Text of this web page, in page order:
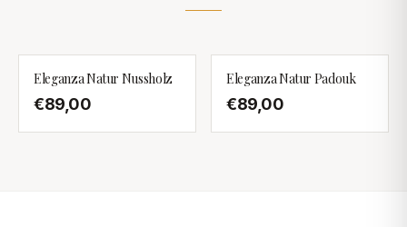
Eleganza Natur Nussholz
€89,00
Eleganza Natur Padouk
€89,00